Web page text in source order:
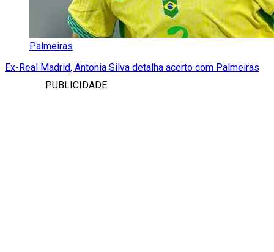
Palmeiras
Ex-Real Madrid, Antonia Silva detalha acerto com Palmeiras
PUBLICIDADE